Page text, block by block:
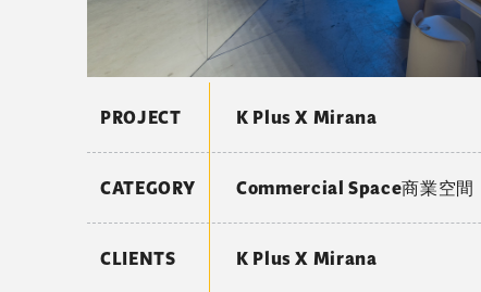
PROJECT K Plus X Mirana
CATEGORY Commercial Space商業空間
CLIENTS K Plus X Mirana